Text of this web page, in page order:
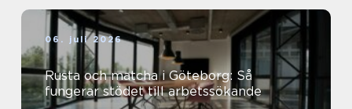
06. juli 2026
Rusta och matcha i Göteborg: Så
fungerar stödet till arbetssökande